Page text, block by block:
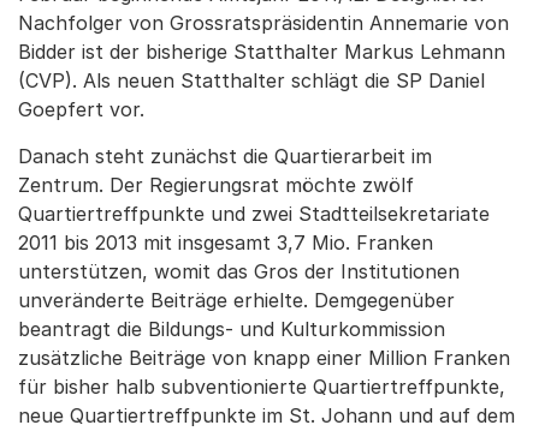
Nachfolger von Grossratspräsidentin Annemarie von
Bidder ist der bisherige Statthalter Markus Lehmann
(CVP). Als neuen Statthalter schlägt die SP Daniel
Goepfert vor.
Danach steht zunächst die Quartierarbeit im
Zentrum. Der Regierungsrat möchte zwölf
Quartiertreffpunkte und zwei Stadtteilsekretariate
2011 bis 2013 mit insgesamt 3,7 Mio. Franken
unterstützen, womit das Gros der Institutionen
unveränderte Beiträge erhielte. Demgegenüber
beantragt die Bildungs- und Kulturkommission
zusätzliche Beiträge von knapp einer Million Franken
für bisher halb subventionierte Quartiertreffpunkte,
neue Quartiertreffpunkte im St. Johann und auf dem